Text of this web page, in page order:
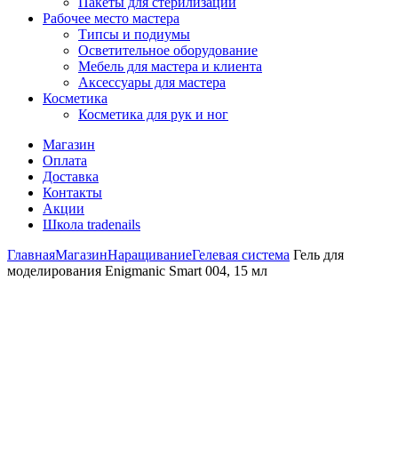
Рабочее место мастера
Типсы и подиумы
Осветительное оборудование
Мебель для мастера и клиента
Аксессуары для мастера
Косметика
Косметика для рук и ног
Магазин
Оплата
Доставка
Контакты
Акции
Школа tradenails
ГлавнаяМагазинНаращиваниеГелевая система Гель для
моделирования Enigmanic Smart 004, 15 мл